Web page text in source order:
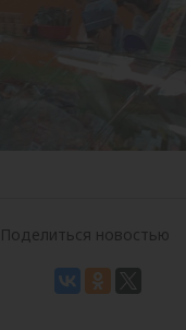
Поделиться новостью